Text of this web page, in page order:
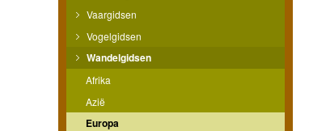
Vaargidsen
Vogelgidsen
Wandelgidsen
Afrika
Azië
Europa